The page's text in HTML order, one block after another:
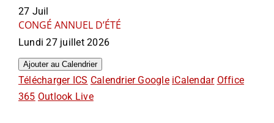
27 Juil
CONGÉ ANNUEL D’ÉTÉ
Lundi 27 juillet 2026
Ajouter au Calendrier
Télécharger ICS Calendrier Google iCalendar Office
365 Outlook Live